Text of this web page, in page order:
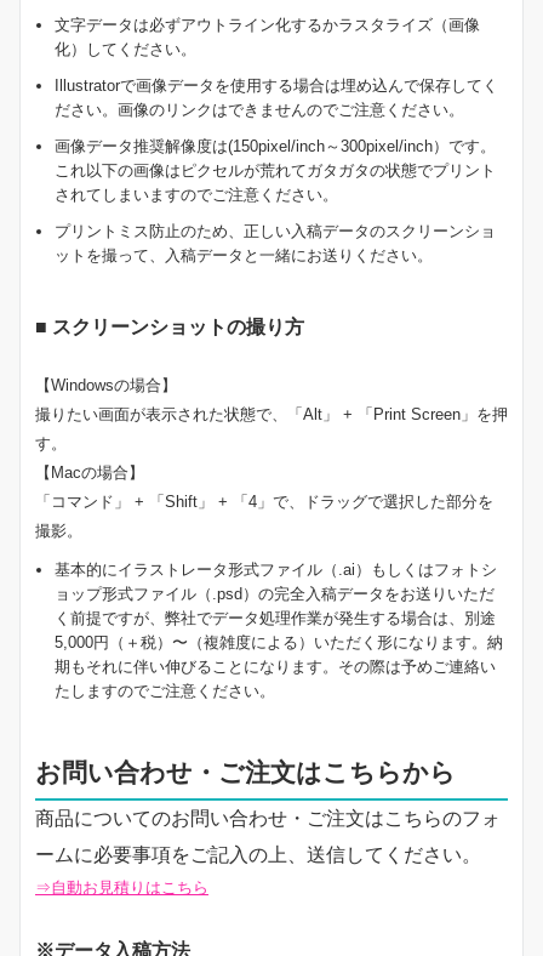
文字データは必ずアウトライン化するかラスタライズ（画像
化）してください。
Illustratorで画像データを使用する場合は埋め込んで保存してく
ださい。画像のリンクはできませんのでご注意ください。
画像データ推奨解像度は(150pixel/inch～300pixel/inch）です。
これ以下の画像はピクセルが荒れてガタガタの状態でプリント
されてしまいますのでご注意ください。
プリントミス防止のため、正しい入稿データのスクリーンショ
ットを撮って、入稿データと一緒にお送りください。
■ スクリーンショットの撮り方
【Windowsの場合】
撮りたい画面が表示された状態で、「Alt」 + 「Print Screen」を押
す。
【Macの場合】
「コマンド」 + 「Shift」 + 「4」で、ドラッグで選択した部分を
撮影。
基本的にイラストレータ形式ファイル（.ai）もしくはフォトシ
ョップ形式ファイル（.psd）の完全入稿データをお送りいただ
く前提ですが、弊社でデータ処理作業が発生する場合は、別途
5,000円（＋税）〜（複雑度による）いただく形になります。納
期もそれに伴い伸びることになります。その際は予めご連絡い
たしますのでご注意ください。
お問い合わせ・ご注文はこちらから
商品についてのお問い合わせ・ご注文はこちらのフォ
ームに必要事項をご記入の上、送信してください。
⇒自動お見積りはこちら
※データ入稿方法